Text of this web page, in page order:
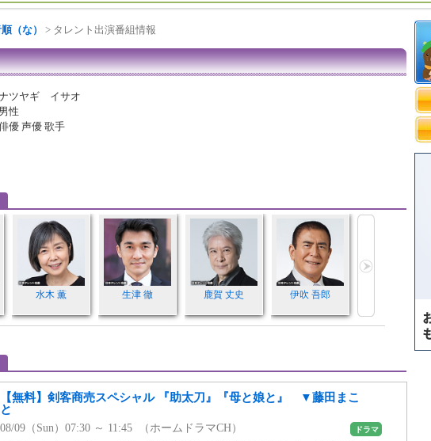
（な） > タレント出演番組情報
ツヤギ イサオ
男性
優 声優 歌手
水木 薫 生津 徹 鹿賀 丈史 伊吹 吾郎
【無料】剣客商売スペシャル 『助太刀』『母と娘と』 ▼藤田まこ
と
08/09（Sun）07:30 ～ 11:45 （ホームドラマCH） ドラマ